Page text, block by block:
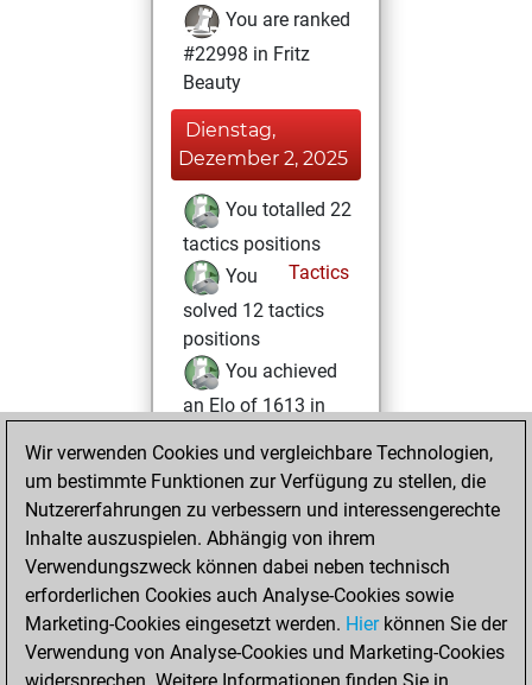
You are ranked
#22998 in Fritz
Beauty
Dienstag,
Dezember 2, 2025
You totalled 22
tactics positions
Tactics
You
solved 12 tactics
positions
You achieved
an Elo of 1613 in
Sonntag, August
3, 2025
You achieved a
BeautyScore of 1
Fritz
You
achieved a new Elo
Wir verwenden Cookies und vergleichbare Technologien,
um bestimmte Funktionen zur Verfügung zu stellen, die
Nutzererfahrungen zu verbessern und interessengerechte
Inhalte auszuspielen. Abhängig von ihrem
Verwendungszweck können dabei neben technisch
erforderlichen Cookies auch Analyse-Cookies sowie
Marketing-Cookies eingesetzt werden. Hierkönnen Sie der
Verwendung von Analyse-Cookies und Marketing-Cookies